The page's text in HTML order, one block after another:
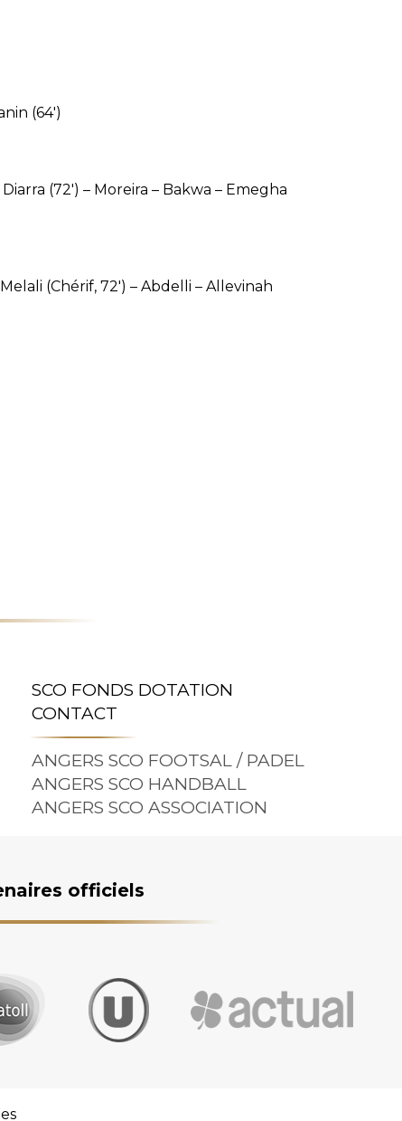
(64′)
(72′) – Moreira – Bakwa – Emegha
(Chérif, 72′) – Abdelli – Allevinah
SCO FONDS DOTATION
CONTACT
ANGERS SCO FOOTSAL / PADEL
ANGERS SCO HANDBALL
ANGERS SCO ASSOCIATION
officiels